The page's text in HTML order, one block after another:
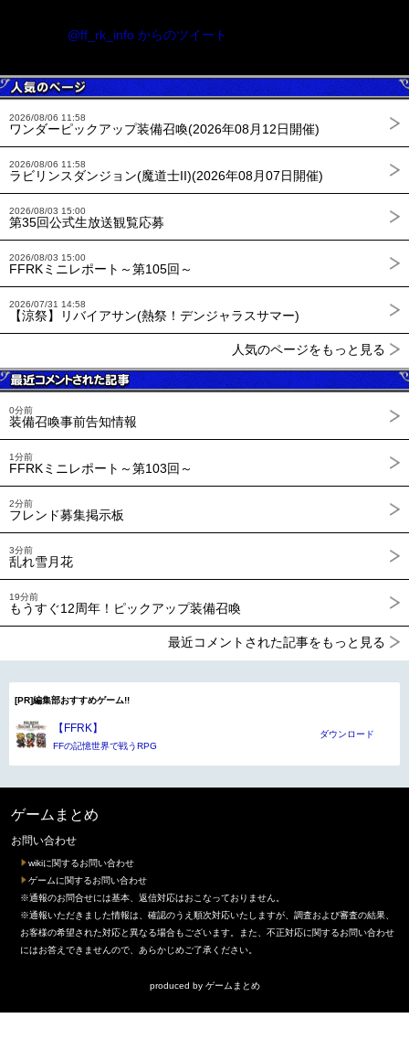
@ff_rk_info からのツイート
2026/08/06 11:58
ワンダーピックアップ装備召喚(2026年08月12日開催)
2026/08/06 11:58
ラビリンスダンジョン(魔道士II)(2026年08月07日開催)
2026/08/03 15:00
第35回公式生放送観覧応募
2026/08/03 15:00
FFRKミニレポート～第105回～
2026/07/31 14:58
【涼祭】リバイアサン(熱祭！デンジャラスサマー)
人気のページをもっと見る
0分前
装備召喚事前告知情報
1分前
FFRKミニレポート～第103回～
2分前
フレンド募集掲示板
3分前
乱れ雪月花
19分前
もうすぐ12周年！ピックアップ装備召喚
最近コメントされた記事をもっと見る
[PR]編集部おすすめゲーム!!
【FFRK】
FFの記憶世界で戦うRPG
ダウンロード
ゲームまとめ
お問い合わせ
wikiに関するお問い合わせ
ゲームに関するお問い合わせ
※通報のお問合せには基本、返信対応はおこなっておりません。
※通報いただきました情報は、確認のうえ順次対応いたしますが、調査および審査の結果、
お客様の希望された対応と異なる場合もございます。また、不正対応に関するお問い合わせ
にはお答えできませんので、あらかじめご了承ください。
produced by ゲームまとめ